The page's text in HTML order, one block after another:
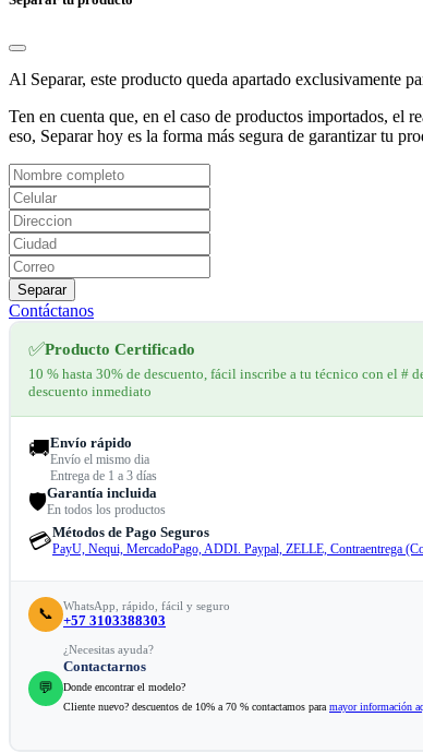
Al Separar, este producto queda apartado exclusivamente
Ten en cuenta que, en el caso de productos importados, el
eso, Separar hoy es la forma más segura de garantizar tu
Separar
Contáctanos
✅Producto Certificado
10 % hasta 30% de descuento, fácil inscribe a tu técnico con el #
descuento inmediato
🚚Envío rápido
Envío el mismo dia
Entrega de 1 a 3 días
🛡️Garantía incluida
En todos los productos
💳Métodos de Pago Seguros
PayU, Nequi, MercadoPago, ADDI. Paypal, ZELLE, Contraentrega
📞 WhatsApp, rápido, fácil y seguro
+57 3103388303
💬
¿Necesitas ayuda?
Contactarnos
Donde encontrar el modelo?
Cliente nuevo? descuentos de 10% a 70 % contactamos para mayor información